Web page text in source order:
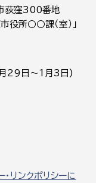
荻窪300番地
所○○課（室）」
月29日～1月3日)
リンクポリシーに